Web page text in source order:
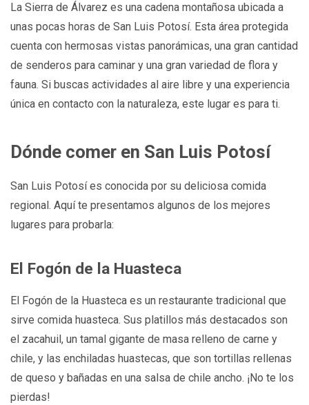
La Sierra de Álvarez es una cadena montañosa ubicada a
unas pocas horas de San Luis Potosí. Esta área protegida
cuenta con hermosas vistas panorámicas, una gran cantidad
de senderos para caminar y una gran variedad de flora y
fauna. Si buscas actividades al aire libre y una experiencia
única en contacto con la naturaleza, este lugar es para ti.
Dónde comer en San Luis Potosí
San Luis Potosí es conocida por su deliciosa comida
regional. Aquí te presentamos algunos de los mejores
lugares para probarla:
El Fogón de la Huasteca
El Fogón de la Huasteca es un restaurante tradicional que
sirve comida huasteca. Sus platillos más destacados son
el zacahuil, un tamal gigante de masa relleno de carne y
chile, y las enchiladas huastecas, que son tortillas rellenas
de queso y bañadas en una salsa de chile ancho. ¡No te los
pierdas!